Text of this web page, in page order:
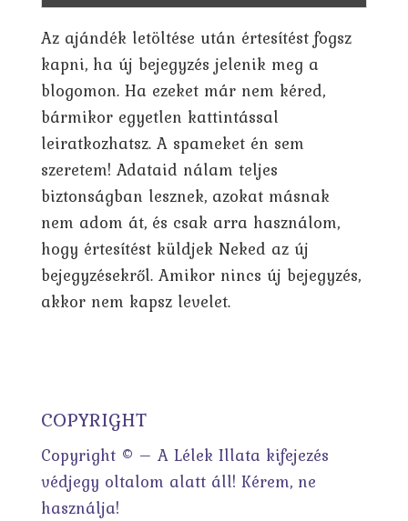
Az ajándék letöltése után értesítést fogsz
kapni, ha új bejegyzés jelenik meg a
blogomon. Ha ezeket már nem kéred,
bármikor egyetlen kattintással
leiratkozhatsz. A spameket én sem
szeretem! Adataid nálam teljes
biztonságban lesznek, azokat másnak
nem adom át, és csak arra használom,
hogy értesítést küldjek Neked az új
bejegyzésekről. Amikor nincs új bejegyzés,
akkor nem kapsz levelet.
COPYRIGHT
Copyright © – A Lélek Illata kifejezés
védjegy oltalom alatt áll! Kérem, ne
használja!